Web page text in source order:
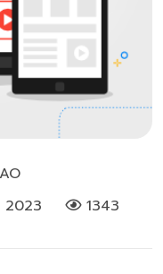
2023
1343